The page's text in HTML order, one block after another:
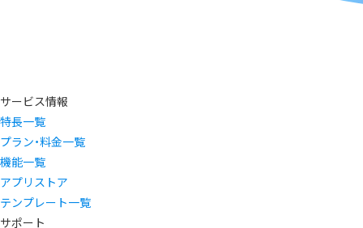
サービス情報
特長一覧
プラン・料金一覧
機能一覧
アプリストア
テンプレート一覧
サポート